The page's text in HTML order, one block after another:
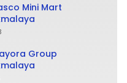
Mini Mart
Group